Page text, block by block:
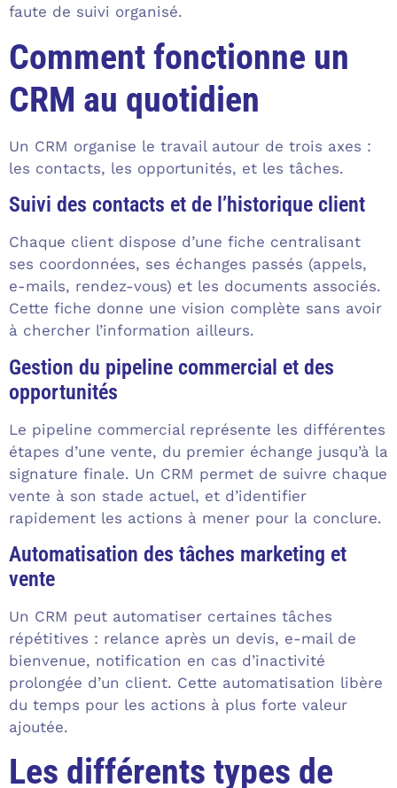
faute de suivi organisé.
Comment fonctionne un
CRM au quotidien
Un CRM organise le travail autour de trois axes :
les contacts, les opportunités, et les tâches.
Suivi des contacts et de l’historique client
Chaque client dispose d’une fiche centralisant
ses coordonnées, ses échanges passés (appels,
e-mails, rendez-vous) et les documents associés.
Cette fiche donne une vision complète sans avoir
à chercher l’information ailleurs.
Gestion du pipeline commercial et des
opportunités
Le pipeline commercial représente les différentes
étapes d’une vente, du premier échange jusqu’à la
signature finale. Un CRM permet de suivre chaque
vente à son stade actuel, et d’identifier
rapidement les actions à mener pour la conclure.
Automatisation des tâches marketing et
vente
Un CRM peut automatiser certaines tâches
répétitives : relance après un devis, e-mail de
bienvenue, notification en cas d’inactivité
prolongée d’un client. Cette automatisation libère
du temps pour les actions à plus forte valeur
ajoutée.
Les différents types de